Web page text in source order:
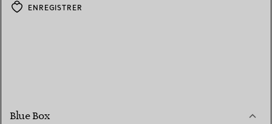
ENREGISTRER
Blue Box